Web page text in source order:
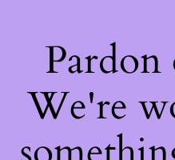
Pardon
We're